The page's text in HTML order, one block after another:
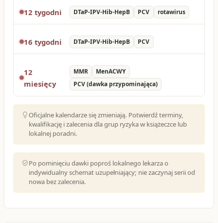
12 tygodni DTaP-IPV-Hib-HepB PCV rotawirus
16 tygodni DTaP-IPV-Hib-HepB PCV
12
miesięcy
MMR
MenACWY
PCV (dawka przypominająca)
Oficjalne kalendarze się zmieniają. Potwierdź terminy,
kwalifikację i zalecenia dla grup ryzyka w książeczce lub
lokalnej poradni.
Po pominięciu dawki poproś lokalnego lekarza o
indywidualny schemat uzupełniający; nie zaczynaj serii od
nowa bez zalecenia.